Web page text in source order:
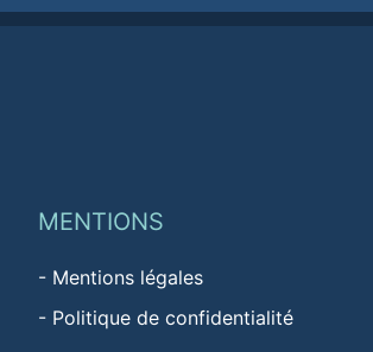
MENTIONS
- Mentions légales
- Politique de confidentialité